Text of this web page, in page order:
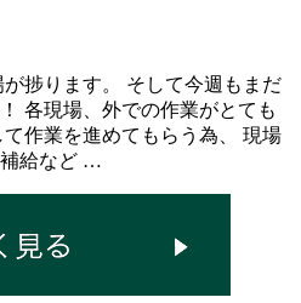
捗ります。 そして今週もまだ
各現場、外での作業がとても
作業を進めてもらう為、 現場
給など …